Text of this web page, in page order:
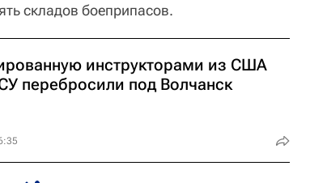
складов боеприпасов.
инструкторами из США
перебросили под Волчанск